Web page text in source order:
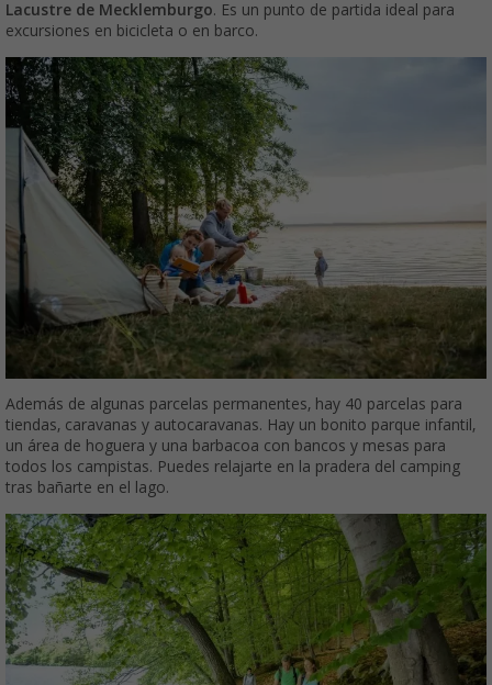
Lacustre de Mecklemburgo. Es un punto de partida ideal para
excursiones en bicicleta o en barco.
Además de algunas parcelas permanentes, hay 40 parcelas para
tiendas, caravanas y autocaravanas. Hay un bonito parque infantil,
un área de hoguera y una barbacoa con bancos y mesas para
todos los campistas. Puedes relajarte en la pradera del camping
tras bañarte en el lago.